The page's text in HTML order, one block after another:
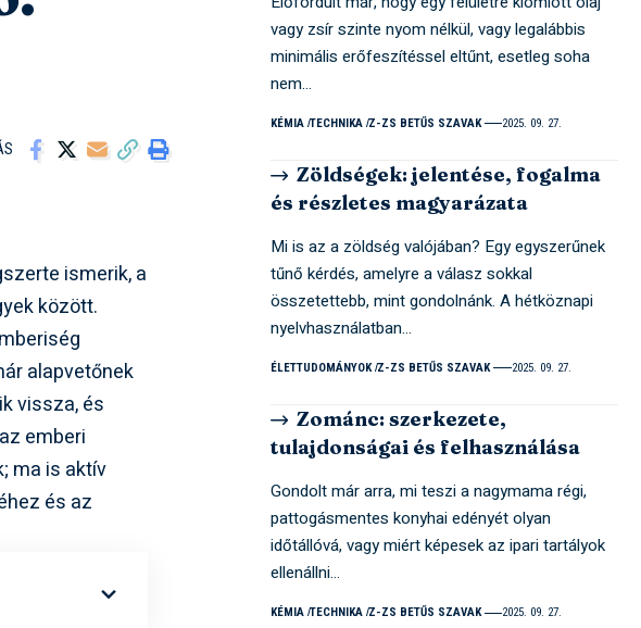
ismerik, a
között.
alapvetőnek
vissza, és
emberi
ma is aktív
és az
vagy zsír szinte nyom nélkül, vagy legalábbis
minimális erőfeszítéssel eltűnt, esetleg soha
nem…
KÉMIA TECHNIKA Z-ZS BETŰS SZAVAK 2025. 09. 27.
Zöldségek: jelentése, fogalma
és részletes magyarázata
Mi is az a zöldség valójában? Egy egyszerűnek
tűnő kérdés, amelyre a válasz sokkal
összetettebb, mint gondolnánk. A hétköznapi
nyelvhasználatban…
ÉLETTUDOMÁNYOK Z-ZS BETŰS SZAVAK 2025. 09. 27.
Zománc: szerkezete,
tulajdonságai és felhasználása
Gondolt már arra, mi teszi a nagymama régi,
pattogásmentes konyhai edényét olyan
időtállóvá, vagy miért képesek az ipari tartályok
ellenállni…
KÉMIA TECHNIKA Z-ZS BETŰS SZAVAK 2025. 09. 27.